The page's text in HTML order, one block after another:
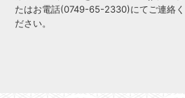
たはお電話(0749-65-2330)にてご連絡く
ださい。